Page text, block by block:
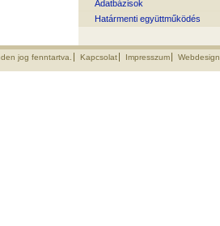
Adatbázisok
Határmenti együttműködés
jog fenntartva. Kapcsolat Impresszum Webdesign